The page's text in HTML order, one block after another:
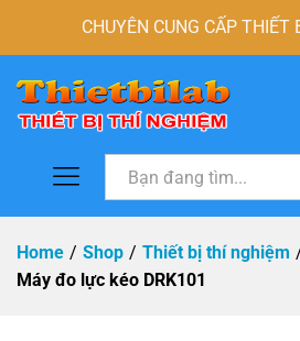
CHUYÊN CUNG CẤP THIẾT
Home / Shop / Thiết bị thí nghiệm
Máy đo lực kéo DRK101